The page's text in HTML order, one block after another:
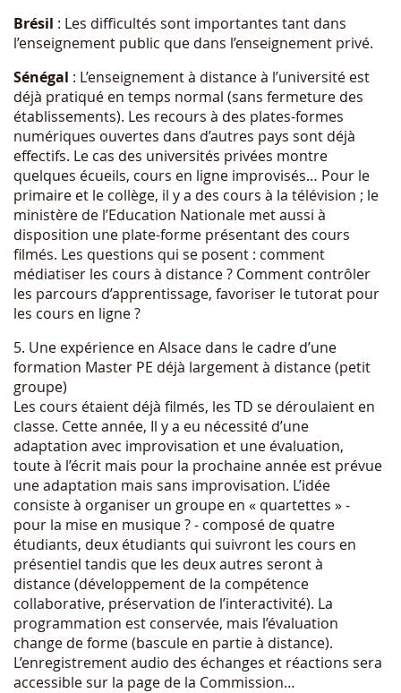
Brésil : Les difficultés sont importantes tant dans
l’enseignement public que dans l’enseignement privé.
Sénégal : L’enseignement à distance à l’université est
déjà pratiqué en temps normal (sans fermeture des
établissements). Les recours à des plates-formes
numériques ouvertes dans d’autres pays sont déjà
effectifs. Le cas des universités privées montre
quelques écueils, cours en ligne improvisés… Pour le
primaire et le collège, il y a des cours à la télévision ; le
ministère de l’Education Nationale met aussi à
disposition une plate-forme présentant des cours
filmés. Les questions qui se posent : comment
médiatiser les cours à distance ? Comment contrôler
les parcours d’apprentissage, favoriser le tutorat pour
les cours en ligne ?
5. Une expérience en Alsace dans le cadre d’une
formation Master PE déjà largement à distance (petit
groupe)
Les cours étaient déjà filmés, les TD se déroulaient en
classe. Cette année, Il y a eu nécessité d’une
adaptation avec improvisation et une évaluation,
toute à l’écrit mais pour la prochaine année est prévue
une adaptation mais sans improvisation. L’idée
consiste à organiser un groupe en « quartettes » -
pour la mise en musique ? - composé de quatre
étudiants, deux étudiants qui suivront les cours en
présentiel tandis que les deux autres seront à
distance (développement de la compétence
collaborative, préservation de l’interactivité). La
programmation est conservée, mais l’évaluation
change de forme (bascule en partie à distance).
L’enregistrement audio des échanges et réactions sera
accessible sur la page de la Commission…